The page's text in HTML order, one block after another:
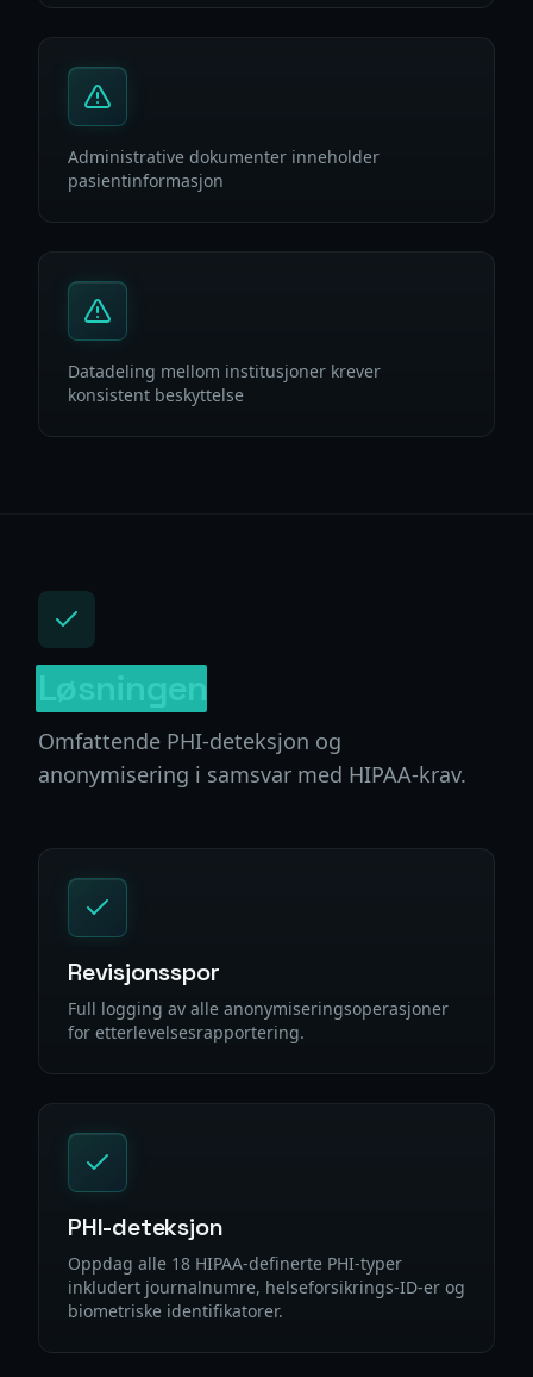
Administrative dokumenter inneholder
pasientinformasjon
Datadeling mellom institusjoner krever
konsistent beskyttelse
Omfattende PHI-deteksjon og
anonymisering i samsvar med HIPAA-krav.
Revisjonsspor
Full logging av alle anonymiseringsoperasjoner
for etterlevelsesrapportering.
PHI-deteksjon
Oppdag alle 18 HIPAA-definerte PHI-typer
inkludert journalnumre, helseforsikrings-ID-er og
biometriske identifikatorer.